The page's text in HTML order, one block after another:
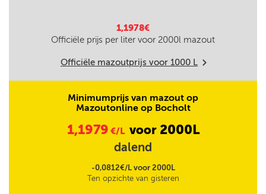
1,1978€
Officiële prijs per liter voor 2000l mazout
Officiële mazoutprijs voor 1000 L m
Minimumprijs van mazout op
Mazoutonline op Bocholt
1,1979 €/L voor 2000L
dalend
-0,0812€/L voor 2000L
Ten opzichte van gisteren